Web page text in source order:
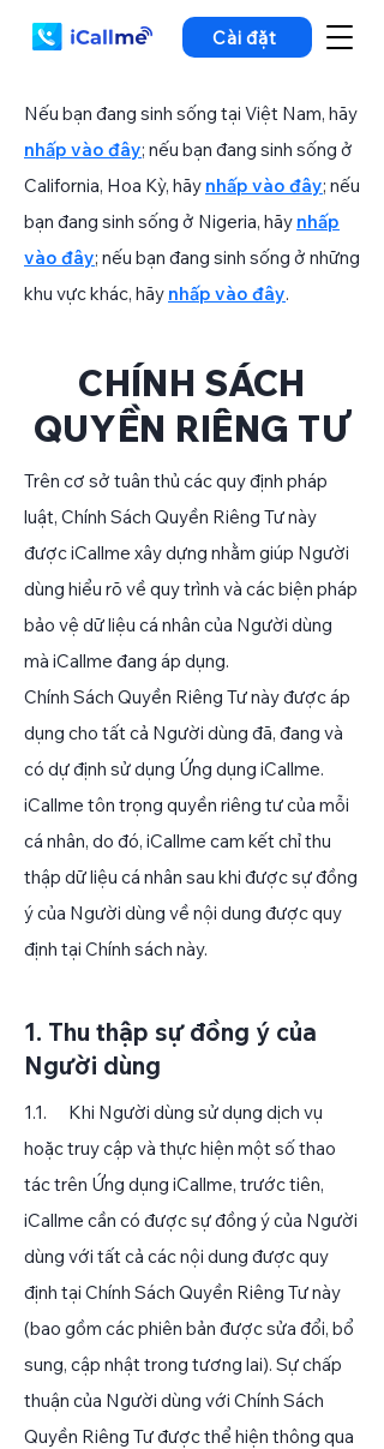
Cài đặt
Nếu bạn đang sinh sống tại Việt Nam, hãy
nhấp vào đây; nếu bạn đang sinh sống ở
California, Hoa Kỳ, hãy nhấp vào đây; nếu
bạn đang sinh sống ở Nigeria, hãy nhấp
vào đây; nếu bạn đang sinh sống ở những
khu vực khác, hãy nhấp vào đây.
CHÍNH SÁCH
QUYỀN RIÊNG TƯ
Trên cơ sở tuân thủ các quy định pháp
luật, Chính Sách Quyền Riêng Tư này
được iCallme xây dựng nhằm giúp Người
dùng hiểu rõ về quy trình và các biện pháp
bảo vệ dữ liệu cá nhân của Người dùng
mà iCallme đang áp dụng.
Chính Sách Quyền Riêng Tư này được áp
dụng cho tất cả Người dùng đã, đang và
có dự định sử dụng Ứng dụng iCallme.
iCallme tôn trọng quyền riêng tư của mỗi
cá nhân, do đó, iCallme cam kết chỉ thu
thập dữ liệu cá nhân sau khi được sự đồng
ý của Người dùng về nội dung được quy
định tại Chính sách này.
1. Thu thập sự đồng ý của
Người dùng
​1.1. Khi Người dùng sử dụng dịch vụ
hoặc truy cập và thực hiện một số thao
tác trên Ứng dụng iCallme, trước tiên,
iCallme cần có được sự đồng ý của Người
dùng với tất cả các nội dung được quy
định tại Chính Sách Quyền Riêng Tư này
(bao gồm các phiên bản được sửa đổi, bổ
sung, cập nhật trong tương lai). Sự chấp
thuận của Người dùng với Chính Sách
Quyền Riêng Tư được thể hiện thông qua